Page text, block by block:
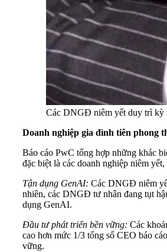
Các DNGĐ niêm yết duy trì kỳ
Doanh nghiệp gia đình tiên phong
Báo cáo PwC tổng hợp những khác
đặc biệt là các doanh nghiệp niêm
Tận dụng GenAI: Các DNGĐ niêm
nhiên, các DNGĐ tư nhân đang tụt
dụng GenAI.
Đầu tư phát triển bền vững: Các
cao hơn mức 1/3 tổng số CEO báo
vững.